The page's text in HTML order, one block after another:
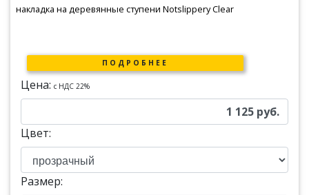
накладка на деревянные ступени Notslippery Clear
ПОДРОБНЕЕ
Цена: c НДС 22%
1 125 руб.
Цвет:
Размер: